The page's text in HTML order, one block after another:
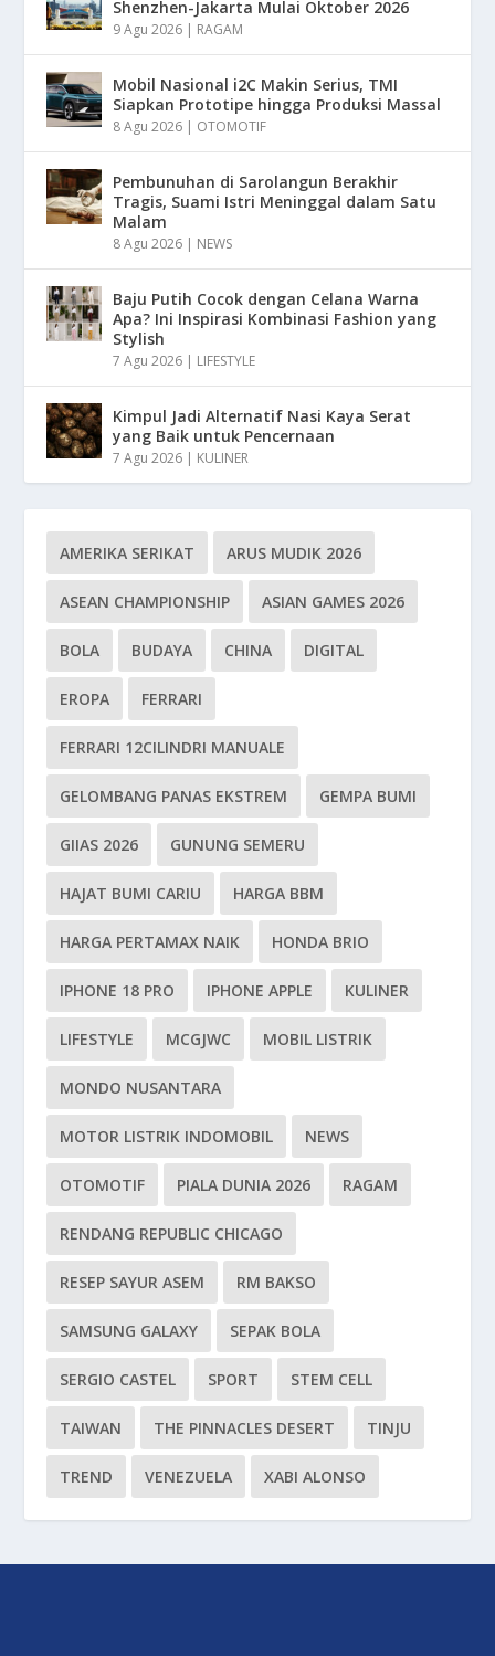
Shenzhen-Jakarta Mulai Oktober 2026
9 Agu 2026 | RAGAM
Mobil Nasional i2C Makin Serius, TMI
Siapkan Prototipe hingga Produksi Massal
8 Agu 2026 | OTOMOTIF
Pembunuhan di Sarolangun Berakhir
Tragis, Suami Istri Meninggal dalam Satu
Malam
8 Agu 2026 | NEWS
Baju Putih Cocok dengan Celana Warna
Apa? Ini Inspirasi Kombinasi Fashion yang
Stylish
7 Agu 2026 | LIFESTYLE
Kimpul Jadi Alternatif Nasi Kaya Serat
yang Baik untuk Pencernaan
7 Agu 2026 | KULINER
AMERIKA SERIKAT ARUS MUDIK 2026
ASEAN CHAMPIONSHIP ASIAN GAMES 2026
BOLA BUDAYA CHINA DIGITAL
EROPA FERRARI
FERRARI 12CILINDRI MANUALE
GELOMBANG PANAS EKSTREM GEMPA BUMI
GIIAS 2026 GUNUNG SEMERU
HAJAT BUMI CARIU HARGA BBM
HARGA PERTAMAX NAIK HONDA BRIO
IPHONE 18 PRO IPHONE APPLE KULINER
LIFESTYLE MCGJWC MOBIL LISTRIK
MONDO NUSANTARA
MOTOR LISTRIK INDOMOBIL NEWS
OTOMOTIF PIALA DUNIA 2026 RAGAM
RENDANG REPUBLIC CHICAGO
RESEP SAYUR ASEM RM BAKSO
SAMSUNG GALAXY SEPAK BOLA
SERGIO CASTEL SPORT STEM CELL
TAIWAN THE PINNACLES DESERT TINJU
TREND VENEZUELA XABI ALONSO